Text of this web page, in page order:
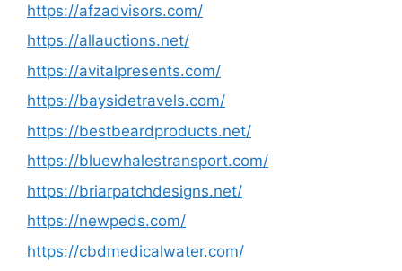
https://afzadvisors.com/
https://allauctions.net/
https://avitalpresents.com/
https://baysidetravels.com/
https://bestbeardproducts.net/
https://bluewhalestransport.com/
https://briarpatchdesigns.net/
https://newpeds.com/
https://cbdmedicalwater.com/